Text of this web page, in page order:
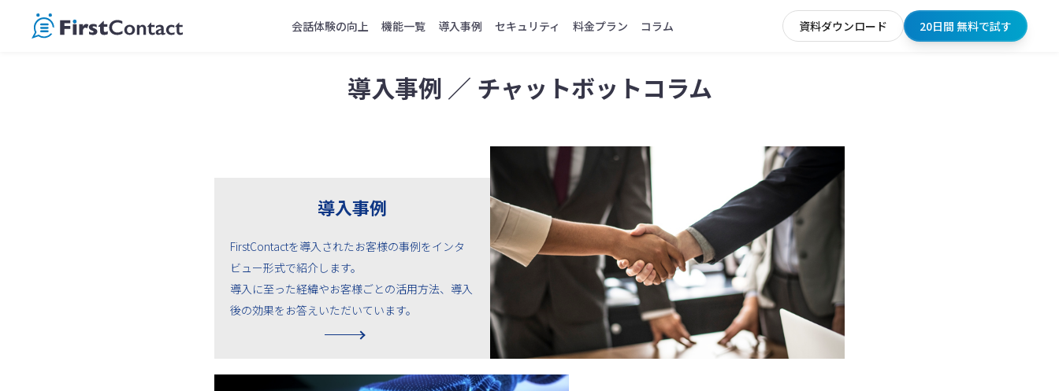
会話体験の向上 機能一覧 導入事例 セキュリティ 料金プラン コラム 資料ダウンロード 20日間 無料で試す
導入事例 ／ チャットボットコラム
導入事例
FirstContactを導入されたお客様の事例をインタ
ビュー形式で紹介します。
導入に至った経緯やお客様ごとの活用方法、導入
後の効果をお答えいただいています。